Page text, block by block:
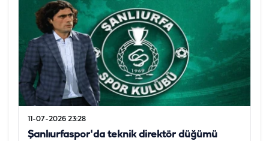
11-07-2026 23:28
Şanlıurfaspor'da teknik direktör düğümü